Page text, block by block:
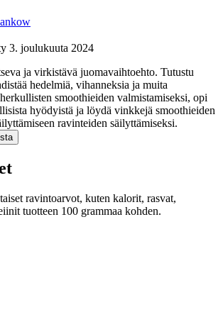
3. joulukuuta 2024
ja virkistävä juomavaihtoehto. Tutustu
hedelmiä, vihanneksia ja muita
smoothieiden valmistamiseksi, opi
hyödyistä ja löydä vinkkejä smoothieiden
ravinteiden säilyttämiseksi.
ravintoarvot, kuten kalorit, rasvat,
tuotteen 100 grammaa kohden.